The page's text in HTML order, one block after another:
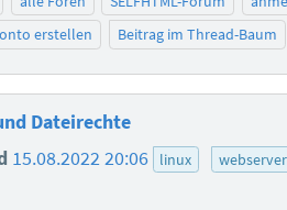
erstellen
Beitrag im Thread-Baum
Dateirechte
15.08.2022 20:06 linux webserver